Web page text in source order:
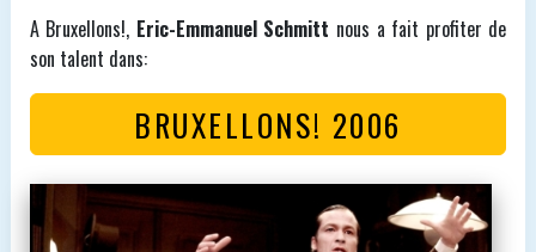
A Bruxellons!, Eric-Emmanuel Schmitt nous a fait profiter de
son talent dans:
BRUXELLONS! 2006